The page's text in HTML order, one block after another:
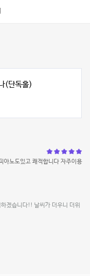
(단독홀)
아노도있고 쾌적합니다 자주이용
겠습니다!! 날씨가 더우니 더위